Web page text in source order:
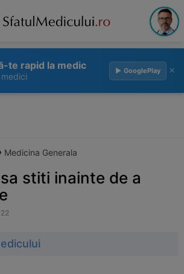
te rapid la medic ▶ GooglePlay ×
Medicina Generala
stiti inainte de a